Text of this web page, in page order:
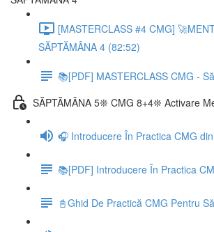
[MASTERCLASS #4 CMG]
SĂPTĂMÂNA 4 (82:52)
📚[PDF] MASTERCLASS CMG -
SĂPTĂMÂNA 5❊ CMG 8+4❊ Activare
🎧 Introducere În Practica CMG
📚[PDF] Introducere În Practica
📓Ghid De Practică CMG Pentru